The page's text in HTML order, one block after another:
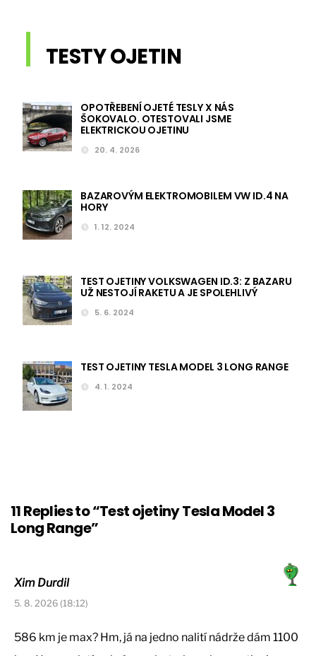
TESTY OJETIN
OPOTŘEBENÍ OJETÉ TESLY X NÁS
ŠOKOVALO. OTESTOVALI JSME
ELEKTRICKOU OJETINU
20. 4. 2026
BAZAROVÝM ELEKTROMOBILEM VW ID.4 NA
HORY
1. 12. 2024
TEST OJETINY VOLKSWAGEN ID.3: Z BAZARU
UŽ NESTOJÍ RAKETU A JE SPOLEHLIVÝ
5. 6. 2024
TEST OJETINY TESLA MODEL 3 LONG RANGE
4. 1. 2024
11 Replies to “Test ojetiny Tesla Model 3
Long Range”
Xim Durdil
5. 8. 2026 (18:12)
586 km je max? Hm, já na jedno nalití nádrže dám 1100